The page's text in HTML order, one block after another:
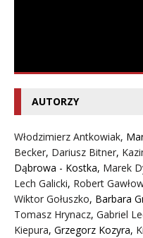
AUTORZY
Włodzimierz Antkowiak,
Becker, Dariusz Bitner,
Dąbrowa - Kostka, Marek
Lech Galicki, Robert
Wiktor Gołuszko, Barbara
Tomasz Hrynacz, Gabriel
Kiepura, Grzegorz Kozyra,